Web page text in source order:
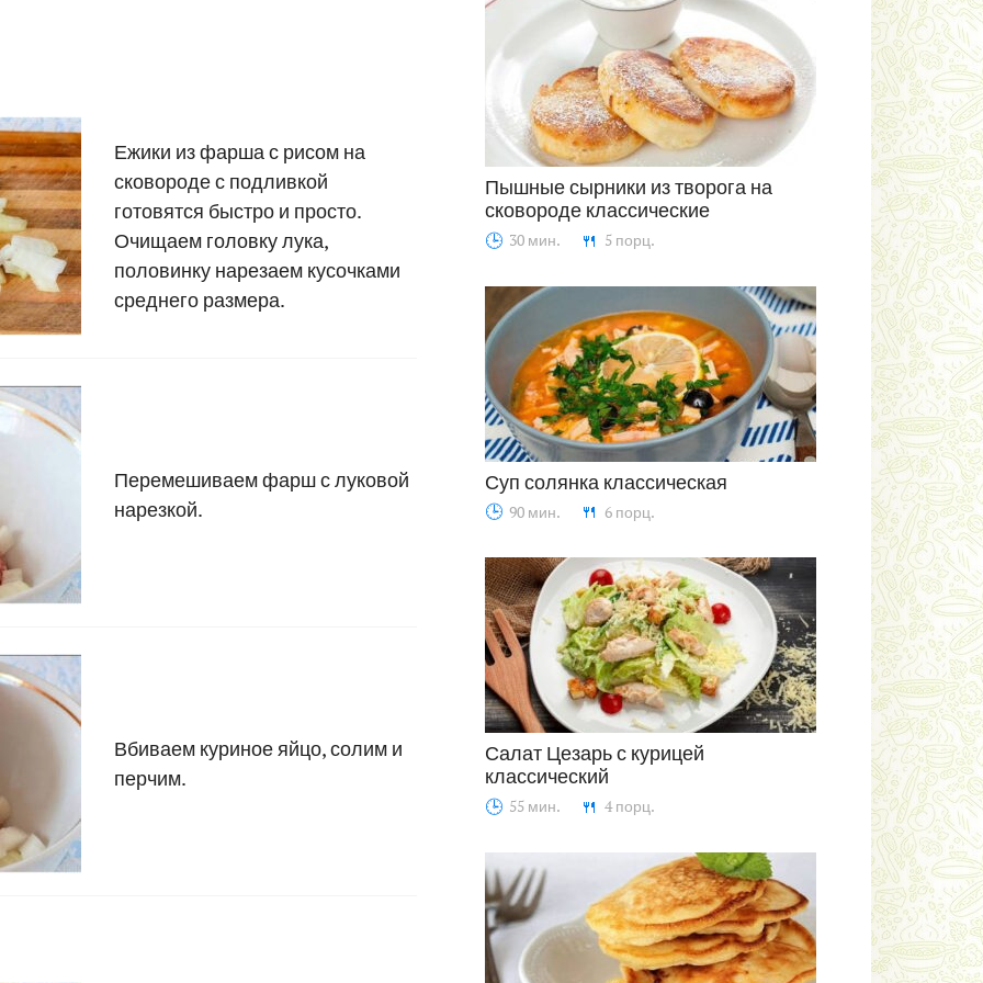
Ежики из фарша с рисом на
сковороде с подливкой
готовятся быстро и просто.
Очищаем головку лука,
половинку нарезаем кусочками
среднего размера.
Перемешиваем фарш с луковой
нарезкой.
Вбиваем куриное яйцо, солим и
перчим.
Выпечка
Пышные сырники из творога на
сковороде классические
30 мин. 5 порц.
Первые блюда
Суп солянка классическая
90 мин. 6 порц.
Салат Цезарь с курицей
классический
55 мин. 4 порц.